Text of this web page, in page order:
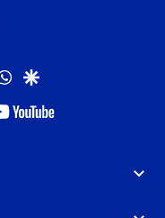
whatsapp
google
youtube-